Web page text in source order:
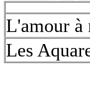
L'amour à
Les